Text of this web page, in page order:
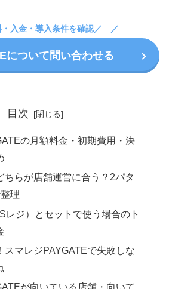
・入金・導入条件を確認／
について問い合わせる
目次
の月額料金・初期費用・決
ちらが店舗運営に合う？2パタ
理
レジ）とセットで使う場合のト
スマレジPAYGATEで失敗しな
が向いている店舗・向いて